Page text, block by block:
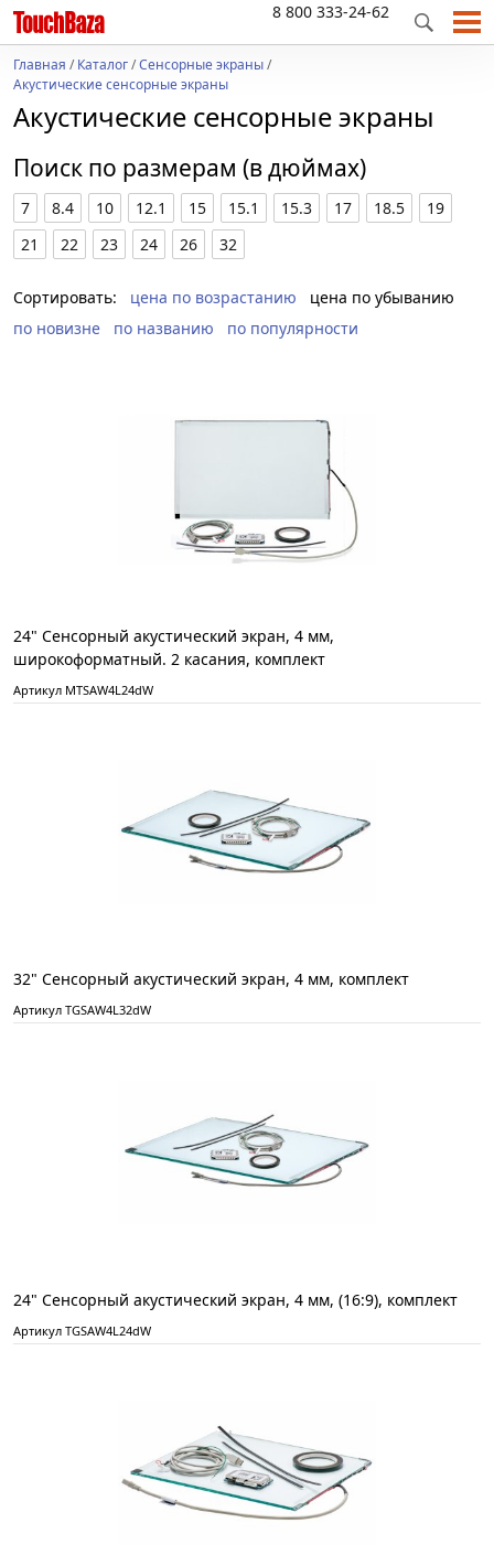
8 800 333-24-62
Главная /Каталог/Сенсорные экраны/
Акустические сенсорные экраны
Акустические сенсорные экраны
Поиск по размерам (в дюймах)
7 8.4 10 12.1 15 15.1 15.3 17 18.5
19
21
22 23 24 26 32
Сортировать: цена по возрастанию
цена по убыванию
по новизне
по названию по популярности
24" Сенсорный акустический экран, 4 мм,
широкоформатный. 2 касания, комплект
Артикул MTSAW4L24dW
32" Сенсорный акустический экран, 4 мм, комплект
Артикул TGSAW4L32dW
24" Сенсорный акустический экран, 4 мм, (16:9), комплект
Артикул TGSAW4L24dW